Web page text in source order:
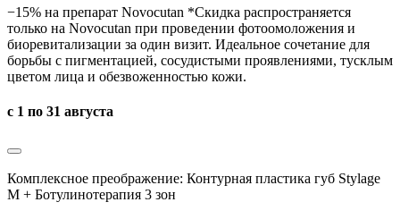
−15% на препарат Novocutan *Скидка распространяется
только на Novocutan при проведении фотоомоложения и
биоревитализации за один визит. Идеальное сочетание для
борьбы с пигментацией, сосудистыми проявлениями, тусклым
цветом лица и обезвоженностью кожи.
с 1 по 31 августа
Комплексное преображение: Контурная пластика губ Stylage
M + Ботулинотерапия 3 зон